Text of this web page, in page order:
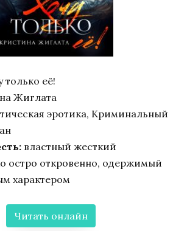
только её!
Жиглата
эротика, Криминальный
властный жесткий
остро откровенно, одержимый
характером
Читать онлайн